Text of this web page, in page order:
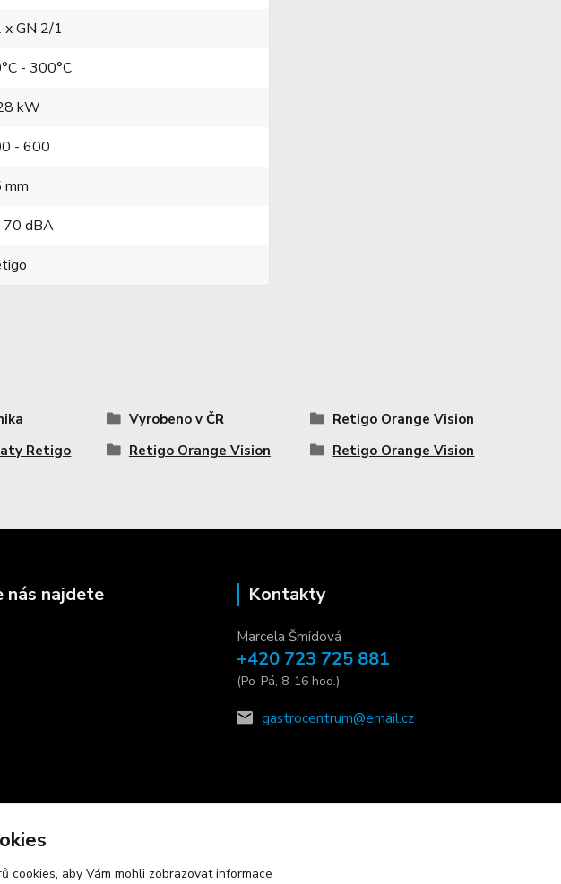
x GN 2/1
- 300°C
kW
- 600
mm
70 dBA
Vyrobeno v ČR
Retigo Orange Vision
Retigo Retigo Orange Vision Retigo Orange Vision
nás najdete Kontakty
Marcela Šmídová
+420 723 725 881
(Po-Pá, 8-16 hod.)
gastrocentrum@email.cz
cookies, aby Vám mohli zobrazovat informace